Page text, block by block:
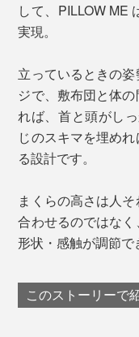
して、PILLOW ME
実現。
立っているときの
ジで、敷布団と体
れば、首と頭がし
じのスキマを埋め
る設計です。
まくらの高さは人
合わせるのではな
形状・感触が調節で
このストーリーで